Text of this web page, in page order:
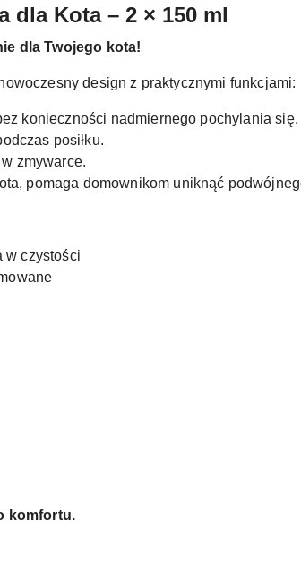
dla Kota – 2 × 150 ml
dla Twojego kota!
design z praktycznymi funkcjami:
konieczności nadmiernego pochylania się.
posiłku.
zmywarce.
pomaga domownikom uniknąć
w czystości
komfortu.